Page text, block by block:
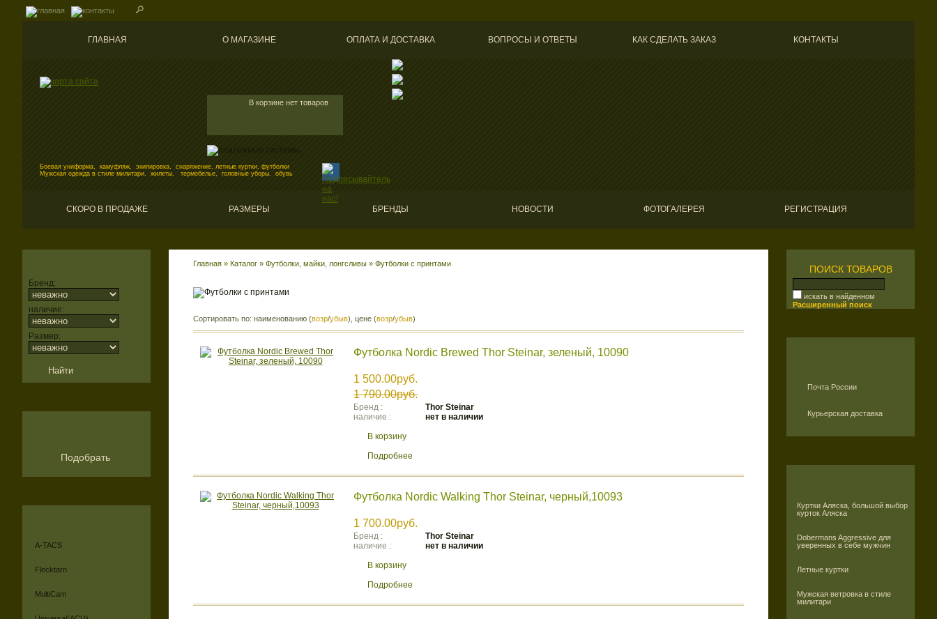
ГЛАВНАЯ О МАГАЗИНЕ ОПЛАТА И ДОСТАВКА ВОПРОСЫ И ОТВЕТЫ КАК СДЕЛАТЬ ЗАКАЗ КОНТАКТЫ
В корзине нет товаров
Боевая униформа, камуфляж, экипировка, снаряжение, летные куртки, футболки
Мужская одежда в стиле милитари, жилеты, термобелье, головные уборы, обувь
СКОРО В ПРОДАЖЕ РАЗМЕРЫ БРЕНДЫ НОВОСТИ ФОТОГАЛЕРЕЯ РЕГИСТРАЦИЯ
Бренд:
наличие:
Размер:
Подобрать
A-TACS
Flecktarn
MultiCam
ПОИСК ТОВАРОВ
искать в найденном
Расширенный поиск
Почта России
Курьерская доставка
Куртки Аляска, большой выбор
курток Аляска
Dobermans Aggressive для
уверенных в себе мужчин
Летные куртки
Мужская ветровка в стиле
милитари
Главная » Каталог » Футболки, майки, лонгсливы » Футболки с принтами
Сортировать по: наименованию (возр/убыв), цене (возр/убыв)
Футболка Nordic Brewed Thor Steinar, зеленый, 10090
1 500.00руб.
1 790.00руб.
Бренд :
Thor Steinar
наличие :
нет в наличии
В корзину
Подробнее
Футболка Nordic Walking Thor Steinar, черный,10093
1 700.00руб.
Бренд :
Thor Steinar
наличие :
нет в наличии
В корзину
Подробнее